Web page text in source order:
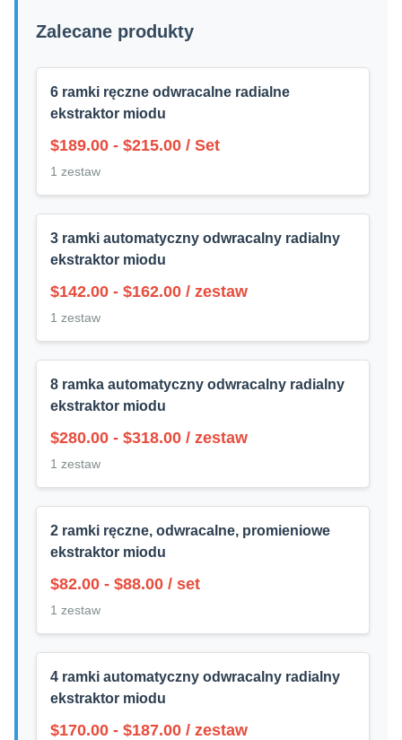
Zalecane produkty
6 ramki ręczne odwracalne radialne
ekstraktor miodu
$189.00 - $215.00 / Set
1 zestaw
3 ramki automatyczny odwracalny radialny
ekstraktor miodu
$142.00 - $162.00 / zestaw
1 zestaw
8 ramka automatyczny odwracalny radialny
ekstraktor miodu
$280.00 - $318.00 / zestaw
1 zestaw
2 ramki ręczne, odwracalne, promieniowe
ekstraktor miodu
$82.00 - $88.00 / set
1 zestaw
4 ramki automatyczny odwracalny radialny
ekstraktor miodu
$170.00 - $187.00 / zestaw